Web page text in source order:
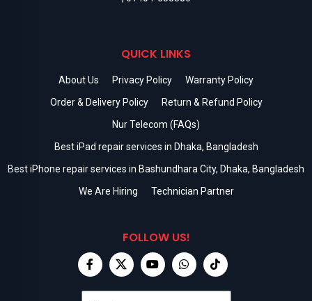
QUICK LINKS
About Us Privacy Policy
Warranty Policy
Order & Delivery Policy
Return & Refund Policy
Nur Telecom (FAQs)
Best iPad repair services in Dhaka, Bangladesh
Best iPhone repair services in Bashundhara City, Dhaka, Bangladesh
We Are Hiring
Technician Partner
FOLLOW US!